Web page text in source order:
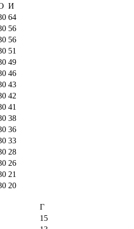
И
64
56
56
51
49
46
43
42
41
38
36
33
28
26
21
20
Г
15